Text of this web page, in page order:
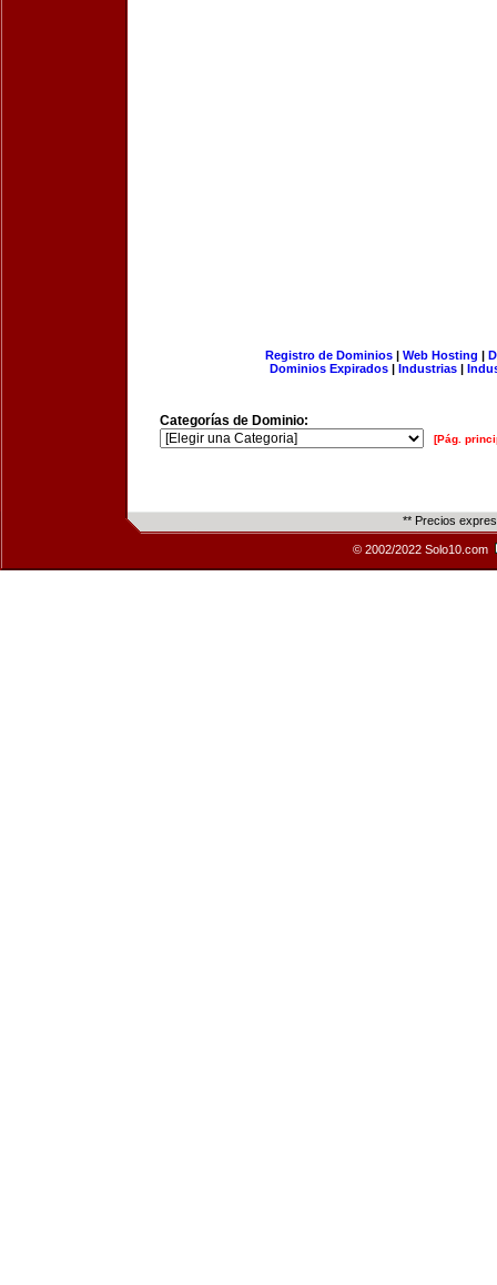
Registro de Dominios| Web Hosting |
Dominios Expirados | Industrias |
Categorías de Dominio:
[Pág.
** Precios
© 2002/2022 Solo10.com